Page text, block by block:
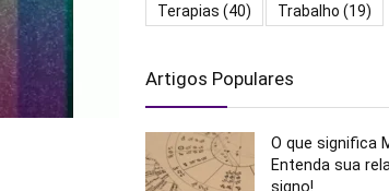
Terapias (40) Trabalho (19)
Artigos Populares
O que significa
Entenda sua
signo!